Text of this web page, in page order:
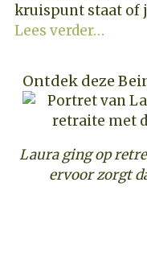
kruispunt staat of
Lees verder…
Ontdek deze
Laura ging op
ervoor zorgt